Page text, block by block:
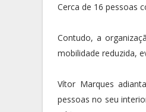
Cerca de 16 pessoas
Contudo, a
mobilidade reduzida,
Vítor Marques
pessoas no seu